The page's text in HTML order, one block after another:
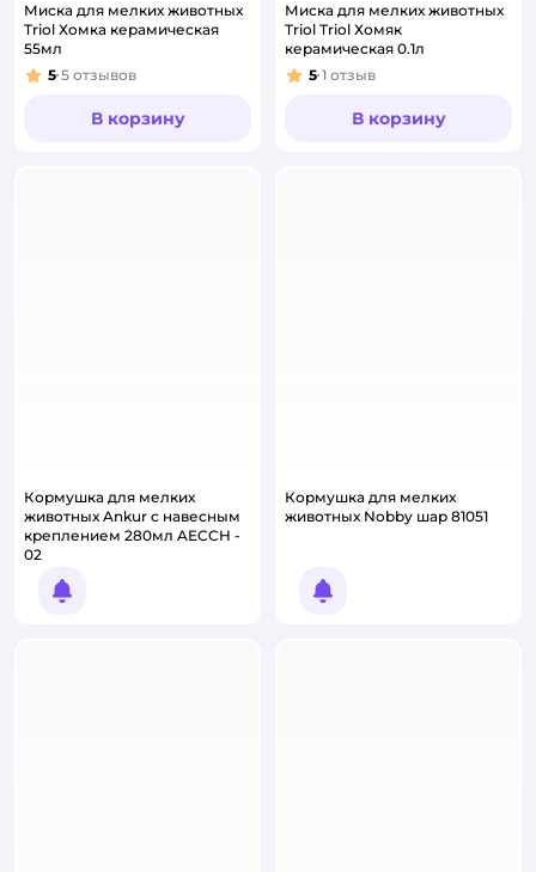
Миска для мелких животных
Triol Хомка керамическая
55мл
Рейтинг:
5 5 отзывов
В корзину
Миска для мелких животных
Triol Triol Хомяк
керамическая 0.1л
Рейтинг:
5 1 отзыв
В корзину
Кормушка для мелких
животных Ankur с навесным
креплением 280мл AECCH -
02
Уведомить о появлении
Кормушка для мелких
животных Nobby шар 81051
Уведомить о появлении